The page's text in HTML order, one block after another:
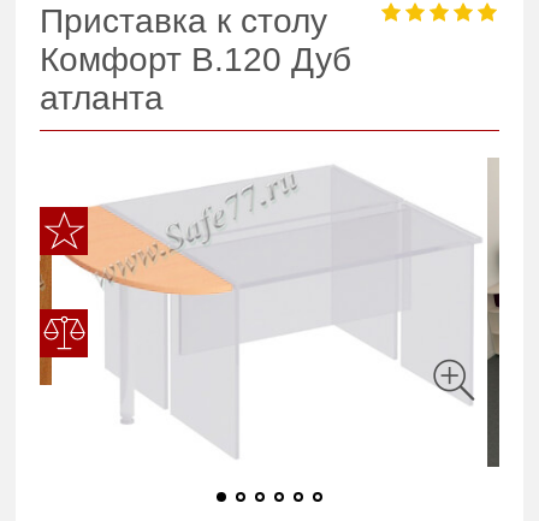
Приставка к столу
Комфорт B.120 Дуб
атланта